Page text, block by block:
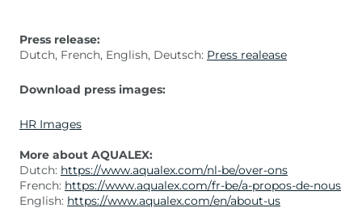
Press release:
Dutch, French, English, Deutsch: Press realease
Download press images:
HR Images
More about AQUALEX:
Dutch: https://www.aqualex.com/nl-be/over-ons
French: https://www.aqualex.com/fr-be/a-propos-de-nous
English: https://www.aqualex.com/en/about-us